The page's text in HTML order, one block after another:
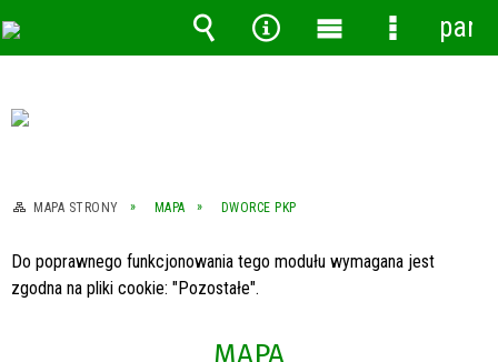
MAPA STRONY MAPA DWORCE PKP
Do poprawnego funkcjonowania tego modułu wymagana jest
zgodna na pliki cookie: "Pozostałe".
MAPA
Wyszukiwarka
Narzędzia
MenuMenu